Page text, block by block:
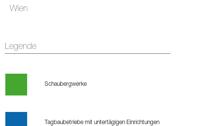
Wien
Legende
Schaubergwerke
Tagbaubetriebe mit untertägigen Einrichtungen